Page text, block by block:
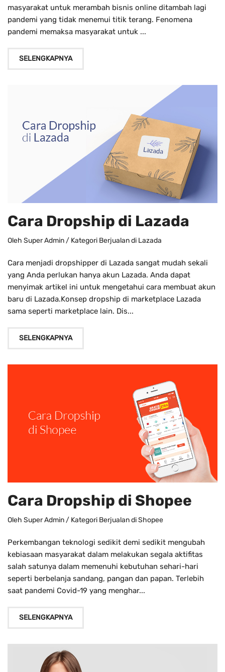
masyarakat untuk merambah bisnis online ditambah lagi
pandemi yang tidak menemui titik terang. Fenomena
pandemi memaksa masyarakat untuk ...
SELENGKAPNYA
Cara Dropship di Lazada
Oleh Super Admin / Kategori Berjualan di Lazada
Cara menjadi dropshipper di Lazada sangat mudah sekali
yang Anda perlukan hanya akun Lazada. Anda dapat
menyimak artikel ini untuk mengetahui cara membuat akun
baru di Lazada.Konsep dropship di marketplace Lazada
sama seperti marketplace lain. Dis...
SELENGKAPNYA
Cara Dropship di Shopee
Oleh Super Admin / Kategori Berjualan di Shopee
Perkembangan teknologi sedikit demi sedikit mengubah
kebiasaan masyarakat dalam melakukan segala aktifitas
salah satunya dalam memenuhi kebutuhan sehari-hari
seperti berbelanja sandang, pangan dan papan. Terlebih
saat pandemi Covid-19 yang menghar...
SELENGKAPNYA